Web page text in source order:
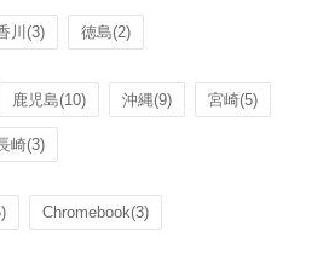
川(3) 徳島(2)
鹿児島(10) 沖縄(9) 宮崎(5)
崎(3)
Chromebook(3)